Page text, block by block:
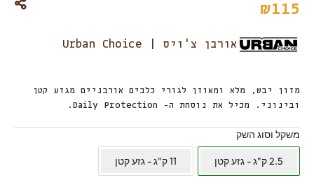
₪115
אורבן צ'ויס | Urban Choice
מזון יבש, מלא ומאוזן לגורי כלבים אורבניים מגזע קטן
ובינוני. מכיל את נוסחת ה- Daily Protection.
משקל וסוג השק
11 ק"ג - גזע קטן 2.5 ק"ג - גזע קטן